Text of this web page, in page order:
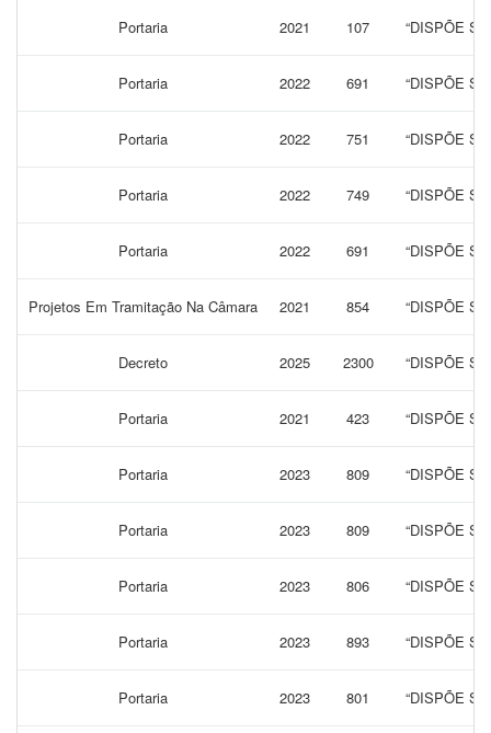
Portaria 2021 107 “DISPÕE
Portaria 2022 691 “DISPÕE
Portaria 2022 751 “DISPÕE
Portaria 2022 749 “DISPÕE
Portaria 2022 691 “DISPÕE
Projetos Em Tramitação Na Câmara 2021 854 “DISPÕE
Decreto 2025 2300 “DISPÕE
Portaria 2021 423 “DISPÕE
Portaria 2023 809 “DISPÕE
Portaria 2023 809 “DISPÕE
Portaria 2023 806 “DISPÕE
Portaria 2023 893 “DISPÕE
Portaria 2023 801 “DISPÕE